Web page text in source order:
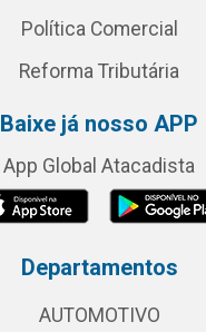
Política Comercial
Reforma Tributária
Baixe já nosso APP
App Global Atacadista
Departamentos
AUTOMOTIVO